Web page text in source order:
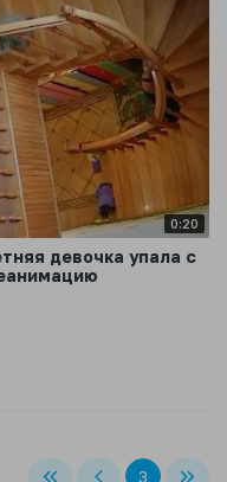
0:20
девочка упала с
3